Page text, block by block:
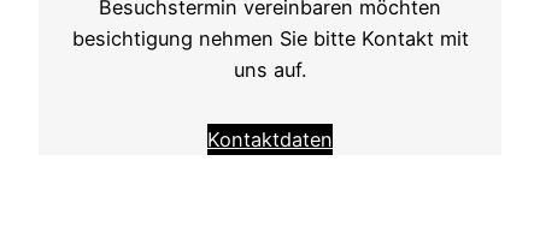
Besuchstermin vereinbaren möchten
besichtigung nehmen Sie bitte Kontakt mit
uns auf.
Kontaktdaten